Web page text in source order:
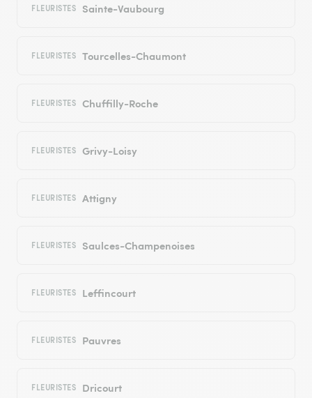
FLEURISTES Sainte-Vaubourg
FLEURISTES Tourcelles-Chaumont
FLEURISTES Chuffilly-Roche
FLEURISTES Grivy-Loisy
FLEURISTES Attigny
FLEURISTES Saulces-Champenoises
FLEURISTES Leffincourt
FLEURISTES Pauvres
FLEURISTES Dricourt